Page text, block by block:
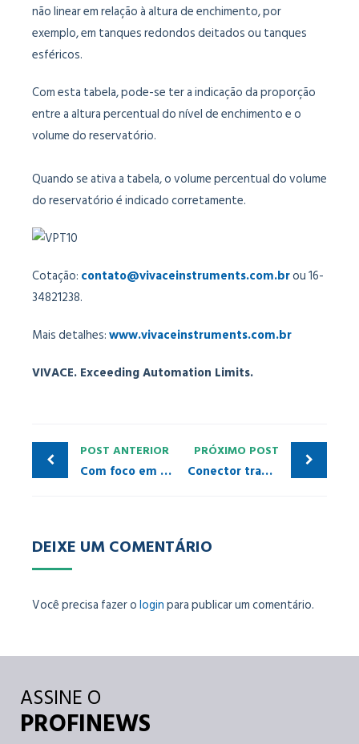
não linear em relação à altura de enchimento, por
exemplo, em tanques redondos deitados ou tanques
esféricos.
Com esta tabela, pode-se ter a indicação da proporção
entre a altura percentual do nível de enchimento e o
volume do reservatório.
Quando se ativa a tabela, o volume percentual do volume
do reservatório é indicado corretamente.
Cotação: contato@vivaceinstruments.com.brou 16-
34821238.
Mais detalhes:www.vivaceinstruments.com.br
VIVACE. Exceeding Automation Limits.
POST ANTERIOR
Com foco em custo-benefício, Siemens lança versão mais econômica de relé inteligente da linha SIMOCODE
PRÓXIMO POST
Conector transforma qualquer escravo PROFIBUS DP em PROFINET I/O Device
DEIXE UM COMENTÁRIO
Você precisa fazer ologinpara publicar um comentário.
ASSINE O
PROFINEWS